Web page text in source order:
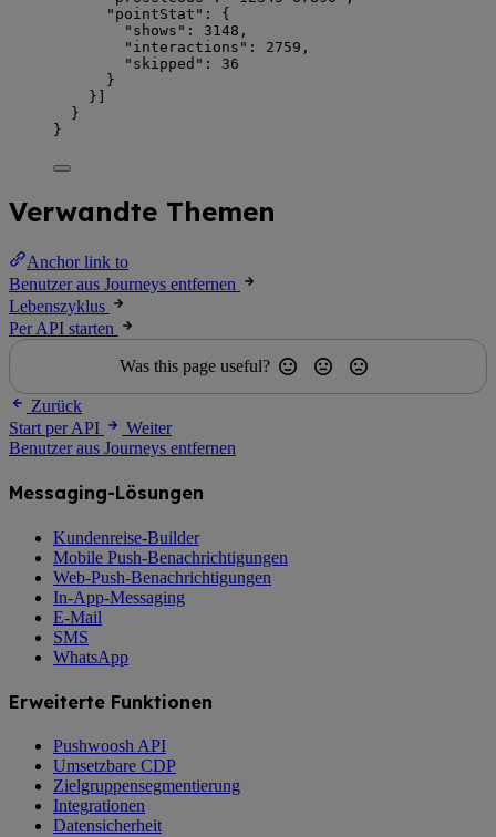
"pointStat" : {
"shows" : 3148 ,
"interactions" : 2759 ,
"skipped" : 36
}
}]
}
}
Verwandte Themen
Anchor link to
Benutzer aus Journeys entfernen
Lebenszyklus
Per API starten
Was this page useful?
Zurück
Start per API
Weiter
Benutzer aus Journeys entfernen
Messaging-Lösungen
Kundenreise-Builder
Mobile Push-Benachrichtigungen
Web-Push-Benachrichtigungen
In-App-Messaging
E-Mail
SMS
WhatsApp
Erweiterte Funktionen
Pushwoosh API
Umsetzbare CDP
Zielgruppensegmentierung
Integrationen
Datensicherheit